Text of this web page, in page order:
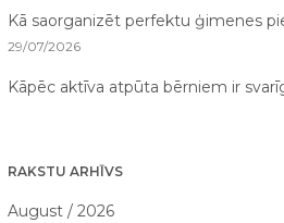
Kā saorganizēt perfektu ģimenes
29/07/2026
Kāpēc aktīva atpūta bērniem ir
RAKSTU ARHĪVS
August / 2026